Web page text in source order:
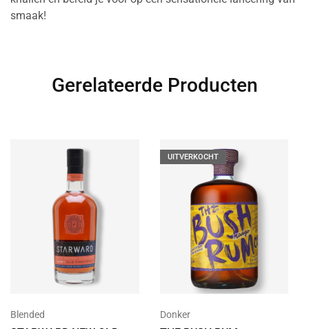
smaak!
Gerelateerde Producten
Blended
UITVERKOCHT
Donker